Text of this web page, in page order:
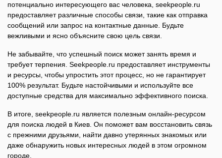
потенциально интересующего вас человека, seekpeople.ru
предоставляет различные способы связи, такие как отправка
сообщений или запрос на контактные данные. Будьте
вежливыми и ясно объясните свою цель связи.
Не забывайте, что успешный поиск может занять время и
требует терпения. Seekpeople.ru предоставляет инструменты
и ресурсы, чтобы упростить этот процесс, но не гарантирует
100% результат. Будьте настойчивыми и используйте все
доступные средства для максимально эффективного поиска.
В итоге, seekpeople.ru является полезным онлайн-ресурсом
для поиска людей в Киев. Он поможет вам восстановить связь
с прежними друзьями, найти давно утерянных знакомых или
даже обнаружить новых интересных людей в этом огромном
городе.